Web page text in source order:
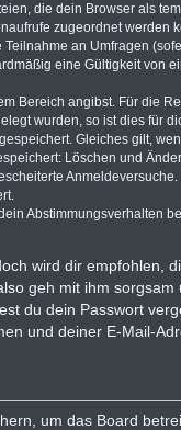
die dein Browser als
zugeordnet werden
an Umfragen
eine Gültigkeit von
Bereich angibst. Für die
wurden, so ist dies für
Gleiches gilt,
Löschen und
Abstimmungsverhalten
wird dir empfohlen,
geh mit ihm
du dein Passwort
und deiner E-Mail-
um das Board